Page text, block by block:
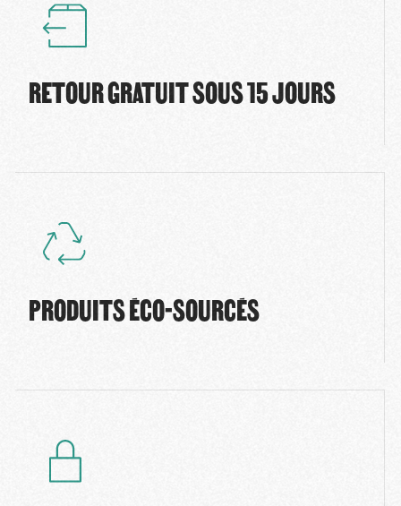
RETOUR GRATUIT SOUS 15 JOURS
PRODUITS ÉCO-SOURCÉS